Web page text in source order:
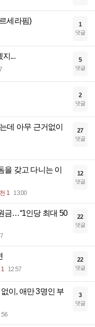
세라핌) 1
댓글
지... 5
댓글
2
댓글
데 아무 근거없이
27
댓글
을 갖고 다니는 이
1 13:00
12
댓글
금…“1인당 최대 50
22
댓글
12:57
22
댓글
이, 애만 3명인 부
3
댓글